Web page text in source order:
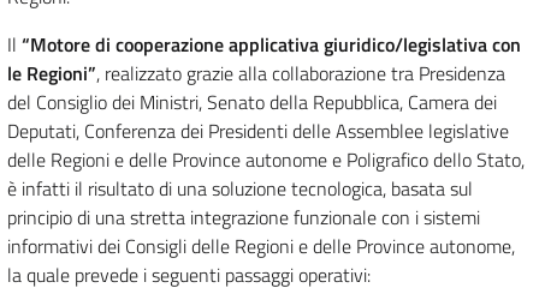
Il “Motore di cooperazione applicativa giuridico/legislativa con
le Regioni”, realizzato grazie alla collaborazione tra Presidenza
del Consiglio dei Ministri, Senato della Repubblica, Camera dei
Deputati, Conferenza dei Presidenti delle Assemblee legislative
delle Regioni e delle Province autonome e Poligrafico dello Stato,
è infatti il risultato di una soluzione tecnologica, basata sul
principio di una stretta integrazione funzionale con i sistemi
informativi dei Consigli delle Regioni e delle Province autonome,
la quale prevede i seguenti passaggi operativi: